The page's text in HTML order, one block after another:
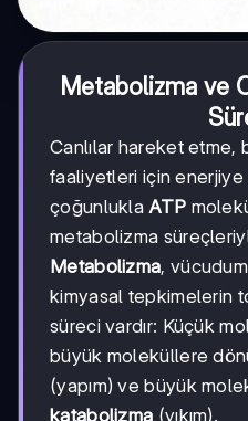
Metabolizma ve
Canlılar hareket etme,
faaliyetleri için
çoğunlukla ATP
metabolizma
Metabolizma,
kimyasal tepkimelerin
süreci vardır: Küçük
büyük moleküllere
(yapım) ve büyük
katabolizma (yıkım).